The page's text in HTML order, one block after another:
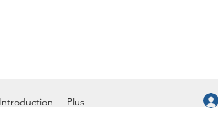
Plus